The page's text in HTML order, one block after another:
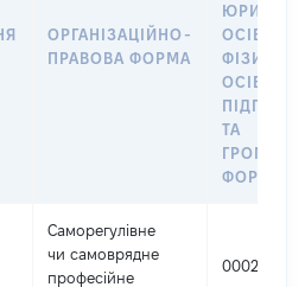
ОРГАНІЗАЦІЙНО-
ПРАВОВА ФОРМА
ОСІБ,
ОСІБ –
ТА
Саморегулівне
чи самоврядне
професійне
00027140